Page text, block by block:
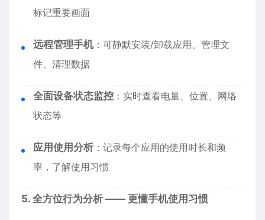
标记重要画面
远程管理手机：可静默安装/卸载应用、管理文
件、清理数据
全面设备状态监控 ：实时查看电量、位置、网络
状态等
应用使用分析 ：记录每个应用的使用时长和频
率，了解使用习惯
5. 全方位行为分析 —— 更懂手机使用习惯